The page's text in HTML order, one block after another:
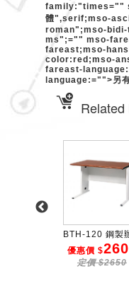
family:"times=""
體",serif;mso-
roman";mso-
ms";="" mso-
fareast;mso-
color:red;mso-
fareast-
language:="">另
Related
BTH-120 鋼製
優惠價 $
定價 $2650